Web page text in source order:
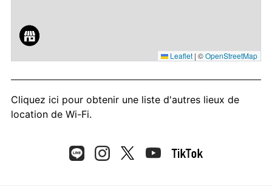
Leaflet | ©OpenStreetMap
Cliquez ici pour obtenir une liste d'autres lieux de
location de Wi-Fi.